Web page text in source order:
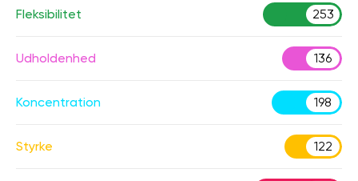
Fleksibilitet 253
Udholdenhed 136
Koncentration 198
Styrke 122